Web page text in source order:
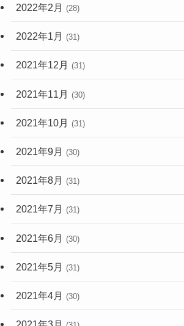
2022年2月 (28)
2022年1月 (31)
2021年12月 (31)
2021年11月 (30)
2021年10月 (31)
2021年9月 (30)
2021年8月 (31)
2021年7月 (31)
2021年6月 (30)
2021年5月 (31)
2021年4月 (30)